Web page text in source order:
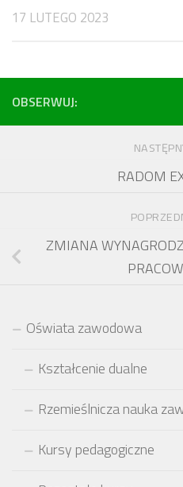
17 LUTEGO 2023
OBSERWUJ:
RADOM
ZMIANA
Oświata zawodowa
Kształcenie dualne
Rzemieślnicza nauka
Kursy pedagogiczne